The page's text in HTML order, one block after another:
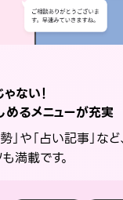
ない！
めるメニューが充実
」や「占い記事」な
満載です。